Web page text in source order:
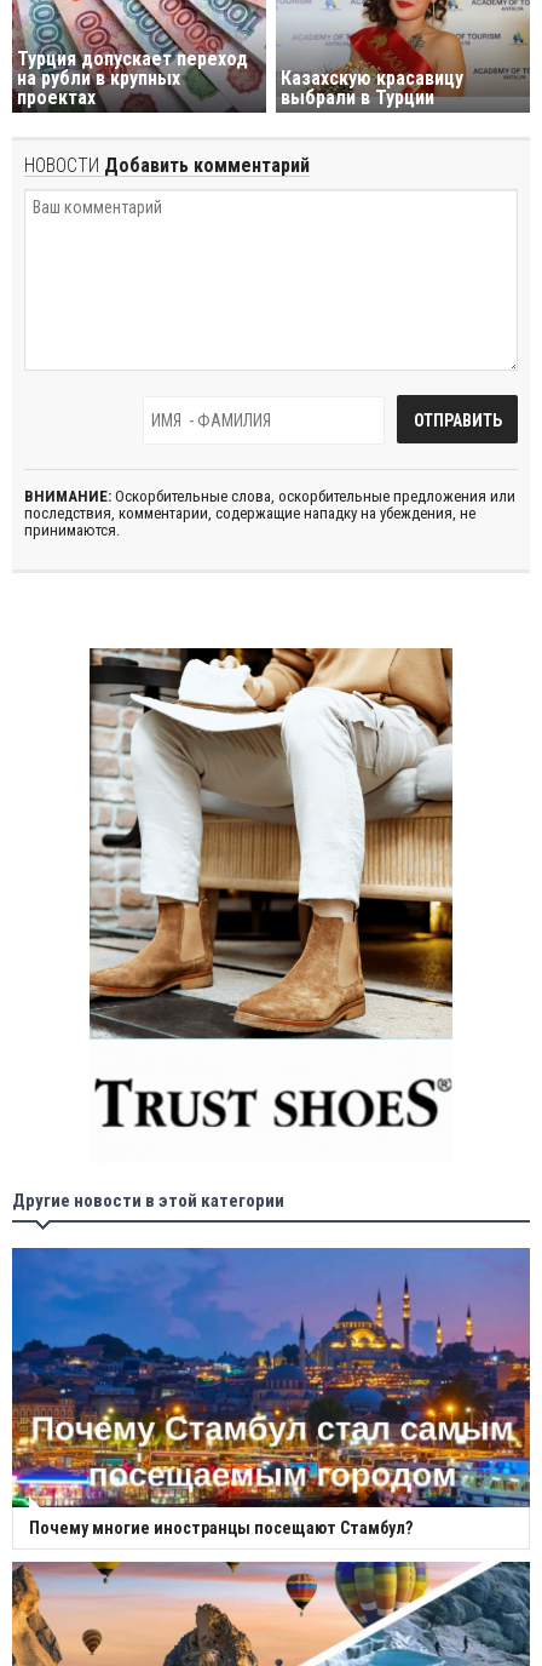
Турция допускает переход
на рубли в крупных
проектах
Казахскую красавицу
выбрали в Турции
НОВОСТИ Добавить комментарий
ВНИМАНИЕ: Оскорбительные слова, оскорбительные предложения или
последствия, комментарии, содержащие нападку на убеждения, не
принимаются.
Другие новости в этой категории
Почему многие иностранцы посещают Стамбул?